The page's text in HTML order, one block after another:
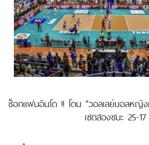
ช็อกแฟนอินโด !! โดน “วอลเลย์บอลหญิ
เซตสองชนะ 25-17